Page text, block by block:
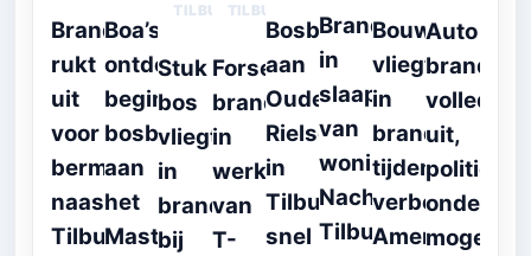
Brandweer
rukt
uit
voor
bermbrand
naast
Tilburg
Boa’s
ontdekken
beginnende
bosbrand
aan
het
Mastpad
TILBURG
Stuk
bos
vliegt
in
brand
bij
TILBURG
Forse
brand
in
werkplaats
van
T-
Bosbrand
aan
Oude
Rielsebaan
in
Tilburg
snel
Brand
in
slaapkamer
van
woning
Nachtegaalstraat
Tilburg
vliegt
in
brand
tijdens
verbouwing
Americastraat
Auto
brandt
volledig
uit,
politie
mogelijke